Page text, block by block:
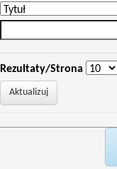
Rezultaty/Strona